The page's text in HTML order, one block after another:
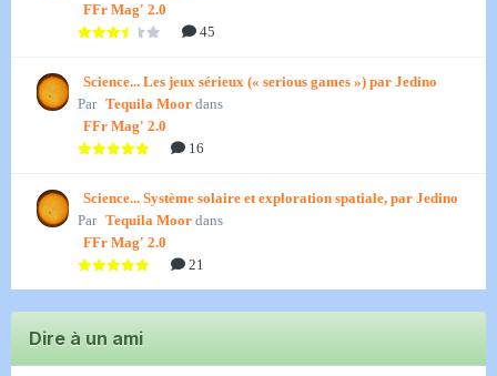
FFr Mag' 2.0
45
Science... Les jeux sérieux (« serious games ») par Jedino
Par Tequila Moor dans
FFr Mag' 2.0
16
Science... Système solaire et exploration spatiale, par Jedino
Par Tequila Moor dans
FFr Mag' 2.0
21
Dire à un ami